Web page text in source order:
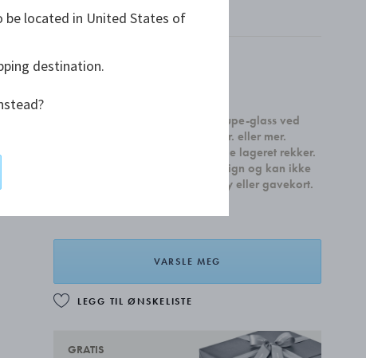
GLASS CRYSTALLINE
Få et sett med to Sky Cocktail Coupe-glass ved
kjøp av boligtilbehør for 4.000 kr. eller mer.
Gjelder til 31. august eller så lenge lageret rekker.
Kampanjen gjelder alle boligdesign og kan ikke
kombineres med smykker, sølvtøy eller gavekort.
VARSLE MEG
LEGG TIL ØNSKELISTE
GRATIS
be located in United States of
destination.